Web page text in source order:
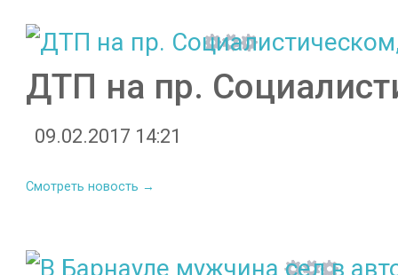
ДТП на пр.
09.02.2017 14:21
Смотреть новость →